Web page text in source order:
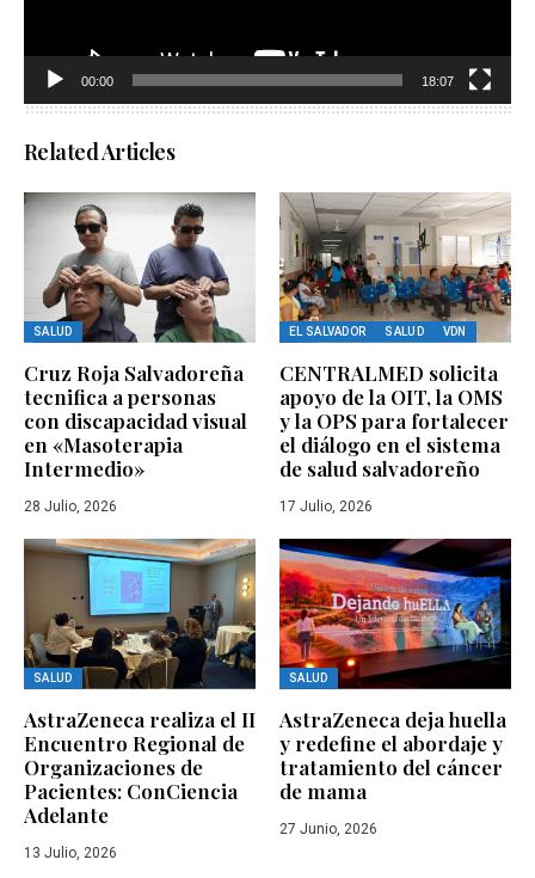
00:00 18:07
Related Articles
SALUD
Cruz Roja Salvadoreña
tecnifica a personas
con discapacidad visual
en «Masoterapia
Intermedio»
28 Julio, 2026
EL SALVADOR SALUD VDN
CENTRALMED solicita
apoyo de la OIT, la OMS
y la OPS para fortalecer
el diálogo en el sistema
de salud salvadoreño
17 Julio, 2026
SALUD
AstraZeneca realiza el II
Encuentro Regional de
Organizaciones de
Pacientes: ConCiencia
Adelante
13 Julio, 2026
SALUD
AstraZeneca deja huella
y redefine el abordaje y
tratamiento del cáncer
de mama
27 Junio, 2026